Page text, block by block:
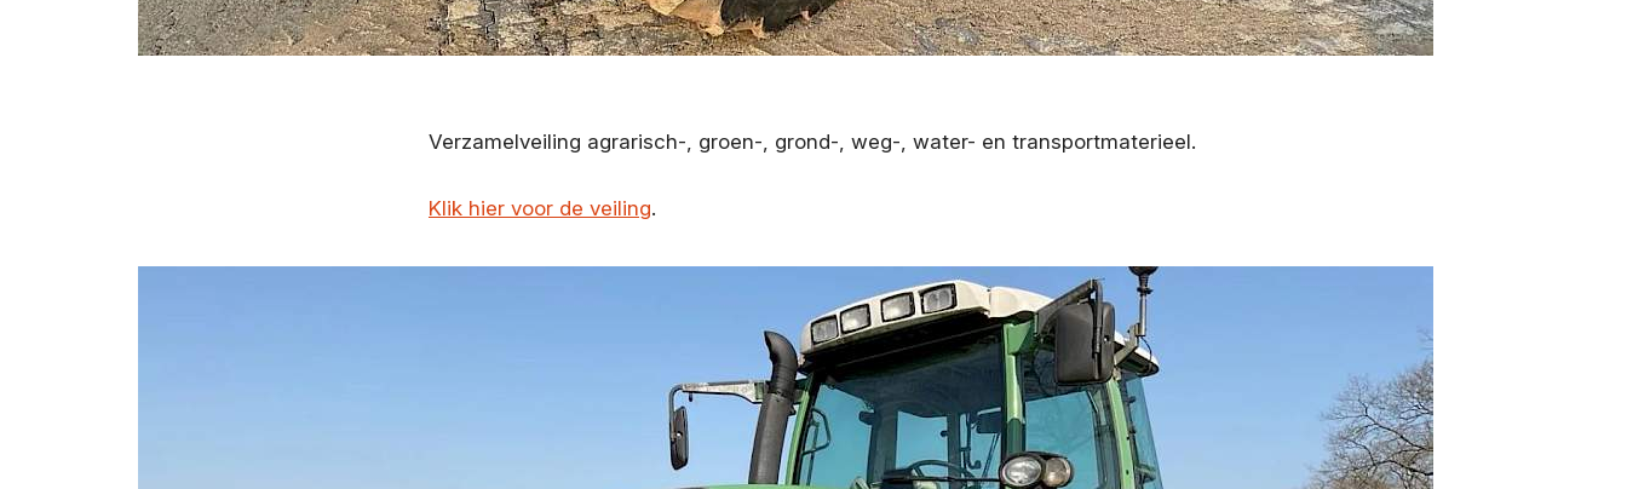
Verzamelveiling agrarisch-, groen-, grond-, weg-, water- en transportmaterieel.
Klik hier voor de veiling.